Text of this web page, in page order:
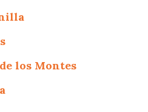
los Montes